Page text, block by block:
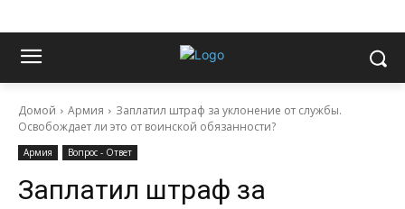
Домой Армия
Заплатил штраф за уклонение от службы.
Освобождает ли это от воинской обязанности?
Армия Вопрос - Ответ
Заплатил штраф за